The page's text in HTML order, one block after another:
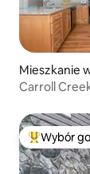
Mieszkanie
Carroll
Wybór